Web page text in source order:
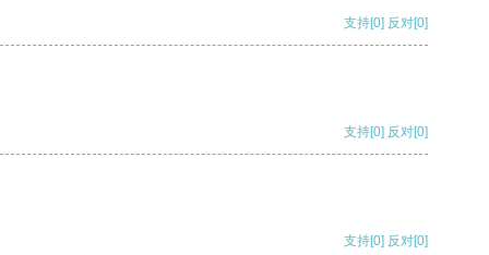
支持[0] 反对[0]
支持[0] 反对[0]
支持[0] 反对[0]